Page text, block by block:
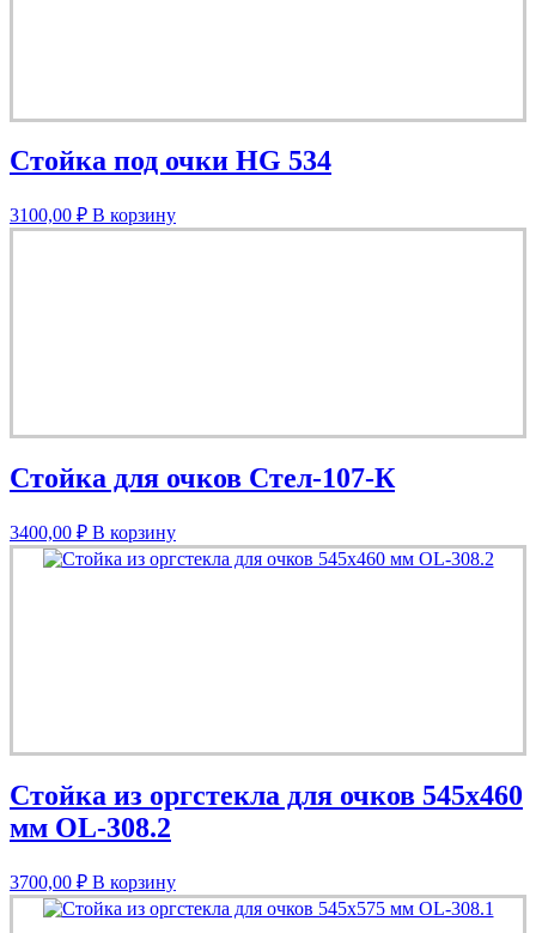
Стойка под очки HG 534
3100,00 ₽ В корзину
Стойка для очков Стел-107-К
3400,00 ₽ В корзину
Стойка из оргстекла для очков 545х460
мм OL-308.2
3700,00 ₽ В корзину